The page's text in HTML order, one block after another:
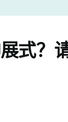
式？